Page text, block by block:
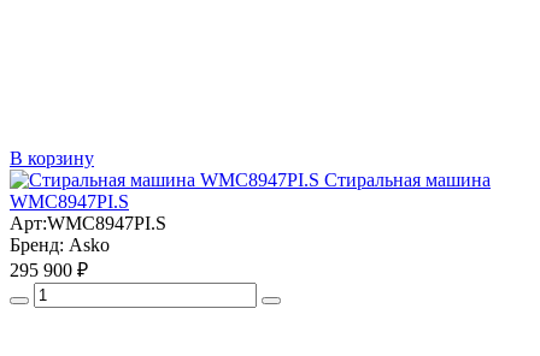
В корзину
Стиральная машина
WMC8947PI.S
Арт:WMC8947PI.S
Бренд: Asko
295 900 ₽